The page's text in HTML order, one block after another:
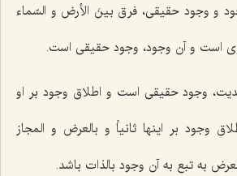
و وجود حقیقی، فرق بینَ الأرض و السّماء
است و آن وجود، وجود حقیقی است.
وجود حقیقی است و اطلاق وجود بر او
وجود بر اینها ثانیاً و بالعرض و المجاز
به تبع به آن وجود بالذات باشد.